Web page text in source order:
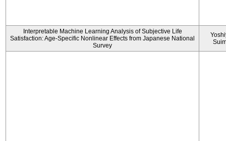
Interpretable Machine Learning Analysis of Subjective Life
Satisfaction: Age-Specific Nonlinear Effects from Japanese National
Survey